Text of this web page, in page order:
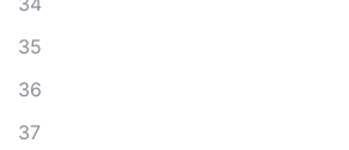
35
36
37